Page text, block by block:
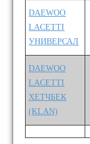
DAEWOO
LACETTI
УНИВЕРСАЛ
DAEWOO
LACETTI
ХЕТЧБЕК
(KLAN)